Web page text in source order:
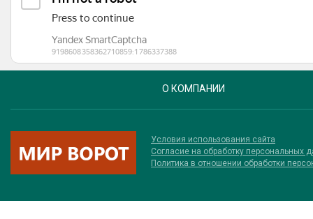
О КОМПАНИИ
Условия использования сайта
Соглаcие на обработку персональных
Политика в отношении обработки